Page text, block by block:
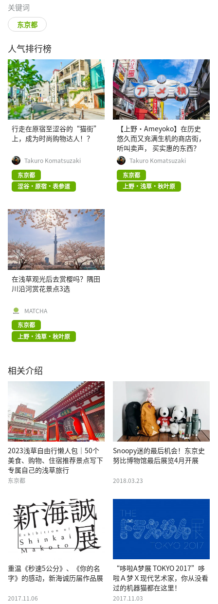
关键词
东京都
人气排行榜
行走在原宿至涩谷的“猫街”
上，成为时尚购物达人！？
Takuro Komatsuzaki
东京都
涩谷・原宿・表参道
【上野·Ameyoko】在历史
悠久而又充满生机的商店街，
听叫卖声， 买实惠的东西？
Takuro Komatsuzaki
东京都
上野・浅草・秋叶原
在浅草观光后去赏樱吗？隅田
川沿河赏花景点3选
MATCHA
东京都
上野・浅草・秋叶原
相关介绍
2023浅草自由行懒人包｜50个
美食、购物、住宿推荐景点写下
专属自己的浅草旅行
东京都
Snoopy迷的最后机会！东京史
努比博物馆最后展览4月开展
2018.03.23
重温《秒速5公分》、《你的名
字》的感动，新海诚历届作品展
2017.11.06
“哆啦A梦展 TOKYO 2017”哆
啦Ａ梦Ｘ现代艺术家，你从没看
过的机器猫都在这里！
2017.11.03